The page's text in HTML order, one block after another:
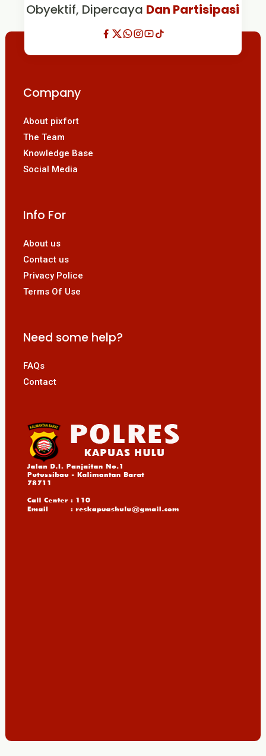
Obyektif, Dipercaya Dan Partisipasi
Company
About pixfort
The Team
Knowledge Base
Social Media
Info For
About us
Contact us
Privacy Police
Terms Of Use
Need some help?
FAQs
Contact